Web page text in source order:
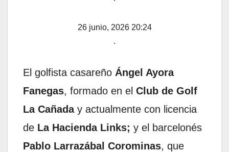
26 junio, 2026 20:24
.
El golfista casareño Ángel Ayora
Fanegas, formado en el Club de Golf
La Cañaday actualmente con licencia
de La Hacienda Links; y el barcelonés
Pablo Larrazábal Corominas, que